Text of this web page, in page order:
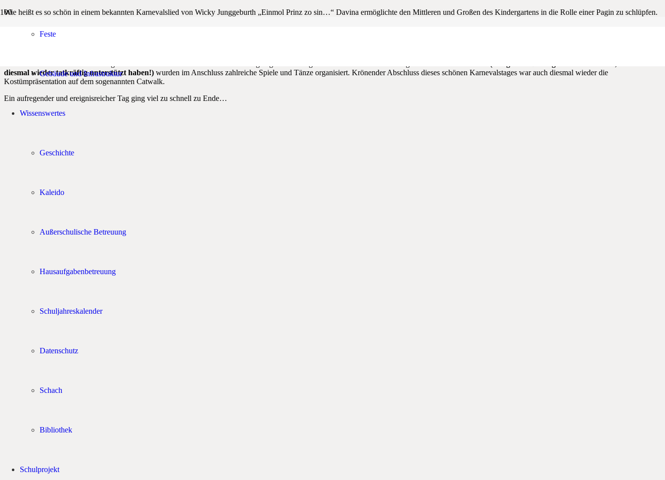
Feste
Gebäude und Infrastruktur
Wissenswertes
Geschichte
Kaleido
Außerschulische Betreuung
Hausaufgabenbetreuung
Schuljahreskalender
Datenschutz
Schach
Bibliothek
Schulprojekt
Wie heißt es so schön in einem bekannten Karnevalslied von Wicky Junggeburth „Einmol Prinz zo sin…“ Davina ermöglichte den Mittleren und Großen des Kindergartens in die Rolle einer Pagin zu schlüpfen.
Die Kleinen beschäftigten sich damit, aus Pfannekuchen Clowngesichter zu kreieren. Mit der gebastelten Clownbedeckung und der Konfettikanone konnte somit dem Altweiberdonnerstag nichts mehr im Wege
diesmal wieder tatkräftig unterstützt haben!) wurden im Anschluss zahlreiche Spiele und Tänze organisiert. Krönender Abschluss dieses schönen Karnevalstages war auch diesmal wieder die
Kostümpräsentation auf dem sogenannten Catwalk.
Ein aufregender und ereignisreicher Tag ging viel zu schnell zu Ende…